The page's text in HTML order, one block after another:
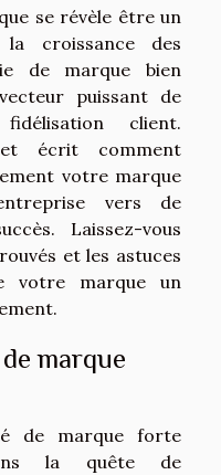
se révèle être un
croissance des
de marque bien
puissant de
client.
écrit comment
votre marque
vers de
Laissez-vous
et les astuces
votre marque un
marque
de marque forte
la quête de